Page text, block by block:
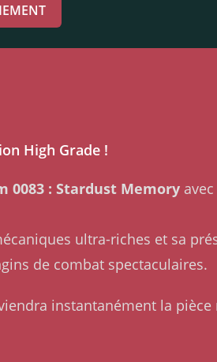
High Grade !
0083 : Stardust Memory
ultra-riches et sa
de combat spectaculaires.
instantanément la